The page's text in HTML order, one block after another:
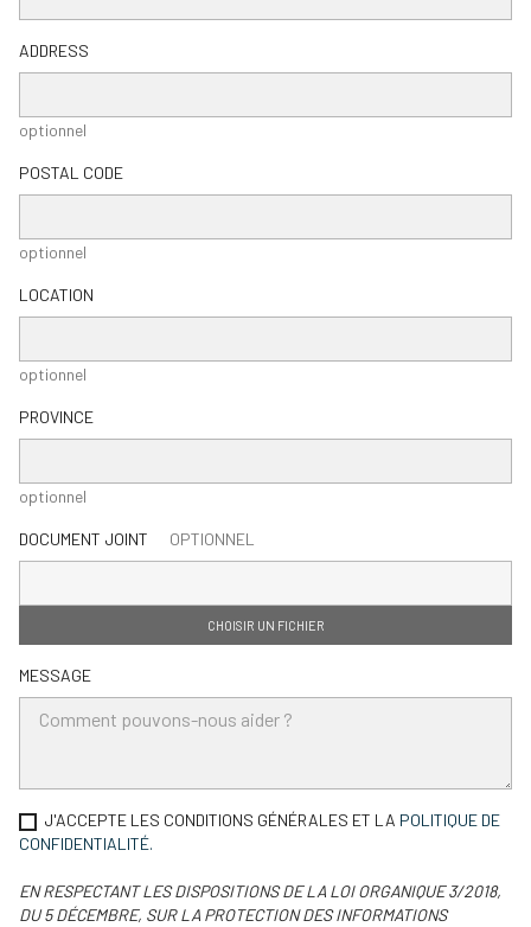
ADDRESS
optionnel
POSTAL CODE
optionnel
LOCATION
optionnel
PROVINCE
optionnel
DOCUMENT JOINT OPTIONNEL
CHOISIR UN FICHIER
MESSAGE
J'ACCEPTE LES CONDITIONS GÉNÉRALES ET LA POLITIQUE DE
CONFIDENTIALITÉ.
EN RESPECTANT LES DISPOSITIONS DE LA LOI ORGANIQUE 3/2018,
DU 5 DÉCEMBRE, SUR LA PROTECTION DES INFORMATIONS